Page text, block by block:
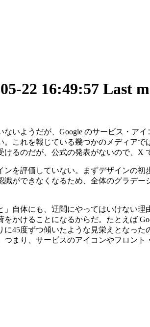
22 16:49:57 Last
いようだが、Google のサービス・ア
。これを報じている幾つかのメディア
るのだが、公式の発表がないので、X
ンを評価していない。まずデザインの
識ができなくなるため、全体のグラデ
自体にも、迂闊にやってはいけない
かけることになるからだ。たとえば
に45度ずつ傾いたような見栄えとなっ
まり、サービスのアイコンやフロン